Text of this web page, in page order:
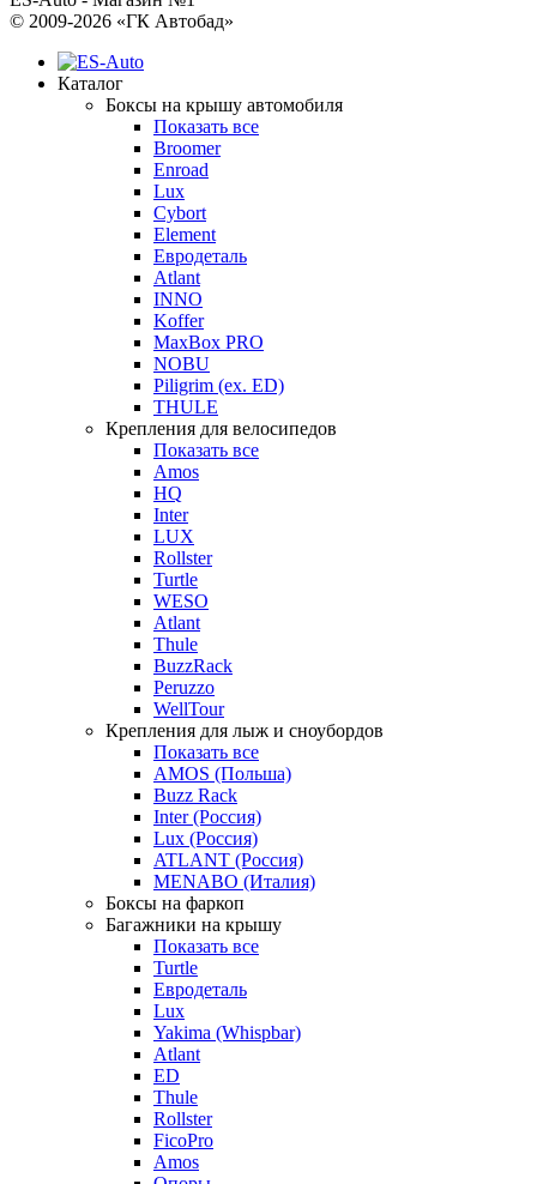
© 2009-2026 «ГК Автобад»
Каталог
Боксы на крышу автомобиля
Показать все
Broomer
Enroad
Lux
Cybort
Element
Евродеталь
Atlant
INNO
Koffer
MaxBox PRO
NOBU
Piligrim (ex. ED)
THULE
Крепления для велосипедов
Показать все
Amos
HQ
Inter
LUX
Rollster
Turtle
WESO
Atlant
Thule
BuzzRack
Peruzzo
WellTour
Крепления для лыж и сноубордов
Показать все
AMOS (Польша)
Buzz Rack
Inter (Россия)
Lux (Россия)
ATLANT (Россия)
MENABO (Италия)
Боксы на фаркоп
Багажники на крышу
Показать все
Turtle
Евродеталь
Lux
Yakima (Whispbar)
Atlant
ED
Thule
Rollster
FicoPro
Amos